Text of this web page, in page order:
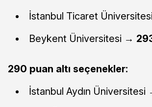
İstanbul Ticaret
Beykent Üniversitesi →
290 puan altı seçenekler:
İstanbul Aydın Üniversitesi